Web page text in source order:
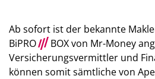
Ab sofort ist der bekannte
BiPRO/// BOX von Mr-Money
Versicherungsvermittler und
können somit sämtliche von